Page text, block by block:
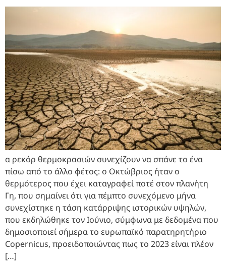
α ρεκόρ θερμοκρασιών συνεχίζουν να σπάνε το ένα
πίσω από το άλλο φέτος: ο Οκτώβριος ήταν ο
θερμότερος που έχει καταγραφεί ποτέ στον πλανήτη
Γη, που σημαίνει ότι για πέμπτο συνεχόμενο μήνα
συνεχίστηκε η τάση κατάρριψης ιστορικών υψηλών,
που εκδηλώθηκε τον Ιούνιο, σύμφωνα με δεδομένα που
δημοσιοποιεί σήμερα το ευρωπαϊκό παρατηρητήριο
Copernicus, προειδοποιώντας πως το 2023 είναι πλέον
[…]